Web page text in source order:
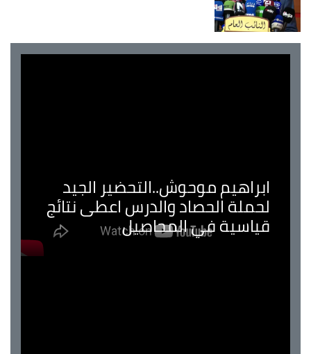
ابراهيم موحوش..التحضير الجيد
لحملة الحصاد والدرس اعطى نتائج
قياسية في المحاصيل